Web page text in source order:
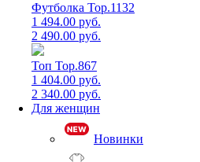
Футболка Top.1132
1 494.00 руб.
2 490.00 руб.
Топ Top.867
1 404.00 руб.
2 340.00 руб.
Для женщин
Новинки